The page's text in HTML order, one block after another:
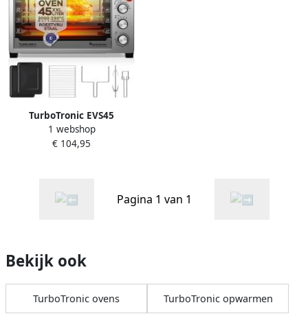
TurboTronic EVS45
Vrijstaande Oven 45L Zilver
1 webshop
€ 104,95
Pagina 1 van 1
Bekijk ook
TurboTronic ovens TurboTronic opwarmen